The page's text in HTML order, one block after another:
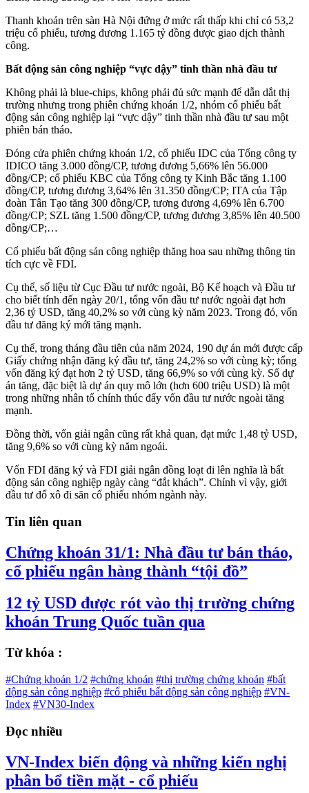
Thanh khoản trên sàn Hà Nội đứng ở mức rất thấp khi chỉ có 53,2
triệu cổ phiếu, tương đương 1.165 tỷ đồng được giao dịch thành
công.
Bất động sản công nghiệp “vực dậy” tinh thần nhà đầu tư
Không phải là blue-chips, không phải đủ sức mạnh để dẫn dắt thị
trường nhưng trong phiên chứng khoán 1/2, nhóm cổ phiếu bất
động sản công nghiệp lại “vực dậy” tinh thần nhà đầu tư sau một
phiên bán tháo.
Đóng cửa phiên chứng khoán 1/2, cổ phiếu IDC của Tổng công ty
IDICO tăng 3.000 đồng/CP, tương đương 5,66% lên 56.000
đồng/CP; cổ phiếu KBC của Tổng công ty Kinh Bắc tăng 1.100
đồng/CP, tương đương 3,64% lên 31.350 đồng/CP; ITA của Tập
đoàn Tân Tạo tăng 300 đồng/CP, tương đương 4,69% lên 6.700
đồng/CP; SZL tăng 1.500 đồng/CP, tương đương 3,85% lên 40.500
đồng/CP;…
Cổ phiếu bất động sản công nghiệp thăng hoa sau những thông tin
tích cực về FDI.
Cụ thể, số liệu từ Cục Đầu tư nước ngoài, Bộ Kế hoạch và Đầu tư
cho biết tính đến ngày 20/1, tổng vốn đầu tư nước ngoài đạt hơn
2,36 tỷ USD, tăng 40,2% so với cùng kỳ năm 2023. Trong đó, vốn
đầu tư đăng ký mới tăng mạnh.
Cụ thể, trong tháng đầu tiên của năm 2024, 190 dự án mới được cấp
Giấy chứng nhận đăng ký đầu tư, tăng 24,2% so với cùng kỳ; tổng
vốn đăng ký đạt hơn 2 tỷ USD, tăng 66,9% so với cùng kỳ. Số dự
án tăng, đặc biệt là dự án quy mô lớn (hơn 600 triệu USD) là một
trong những nhân tố chính thúc đẩy vốn đầu tư nước ngoài tăng
mạnh.
Đồng thời, vốn giải ngân cũng rất khả quan, đạt mức 1,48 tỷ USD,
tăng 9,6% so với cùng kỳ năm ngoái.
Vốn FDI đăng ký và FDI giải ngân đồng loạt đi lên nghĩa là bất
động sản công nghiệp ngày càng “đắt khách”. Chính vì vậy, giới
đầu tư đổ xô đi săn cổ phiếu nhóm ngành này.
Tin liên quan
Chứng khoán 31/1: Nhà đầu tư bán tháo,
cổ phiếu ngân hàng thành “tội đồ”
12 tỷ USD được rót vào thị trường chứng
khoán Trung Quốc tuần qua
Từ khóa :
#Chứng khoán 1/2 #chứng khoán #thị trường chứng khoán #bất
động sản công nghiệp #cổ phiếu bất động sản công nghiệp #VN-
Index #VN30-Index
Đọc nhiều
VN-Index biến động và những kiến nghị
phân bổ tiền mặt - cổ phiếu